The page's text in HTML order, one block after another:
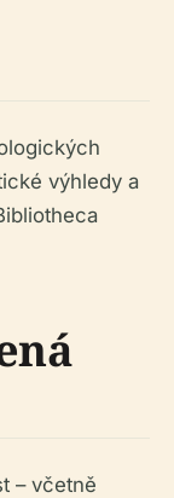
výhledy a
– včetně